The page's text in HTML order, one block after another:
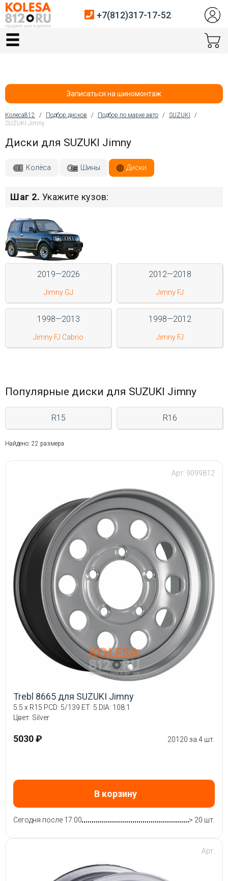
Главная
Автосервис
Покупателям
Контакты
Войти на сайт
+7(812)317-
52
Вс:
21:00
+7(812)317-17-52
Записаться на шиномонтаж
Вы здесь
Колеса812 / Подбор дисков / Подбор по марке авто / SUZUKI
/
SUZUKI Jimny
Диски для SUZUKI Jimny
Колёса Шины Диски
Шаг 2. Укажите кузов:
2019—2026
Jimny GJ
2012—2018
Jimny FJ
1998—2013
Jimny FJ Cabrio
1998—2012
Jimny FJ
Популярные диски для SUZUKI Jimny
R15 R16
Найдено: 22 размера
Арт: 9099812
Trebl 8665 для SUZUKI Jimny
5.5 x R15 PCD: 5/139 ET: 5 DIA: 108.1
Цвет: Silver
5030 ₽ 20120 за 4 шт.
В корзину
Сегодня после 17:00 > 20 шт.
Арт: